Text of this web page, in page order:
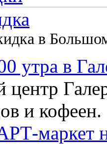
в
утра в
центр
и кофеен.
маркет